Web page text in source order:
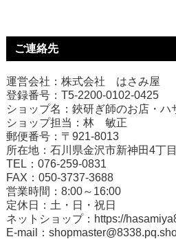
ご連絡先
運営会社：株式会社 はさみ屋
登録番号：T5-2200-0102-0425
ショップ名：鋏研ぎ師のお店・ハ
ショップ担当：林 敏正
郵便番号：〒921-8013
所在地：石川県金沢市新神田4丁
TEL：076-259-0831
FAX：050-3737-3688
営業時間：8:00～16:00
定休日：土・日・祝日
ネットショップ： https://
E-mail：